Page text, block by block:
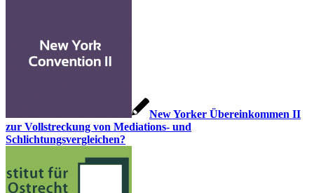
New Yorker Übereinkommen II
zur Vollstreckung von Mediations- und
Schlichtungsvergleichen?